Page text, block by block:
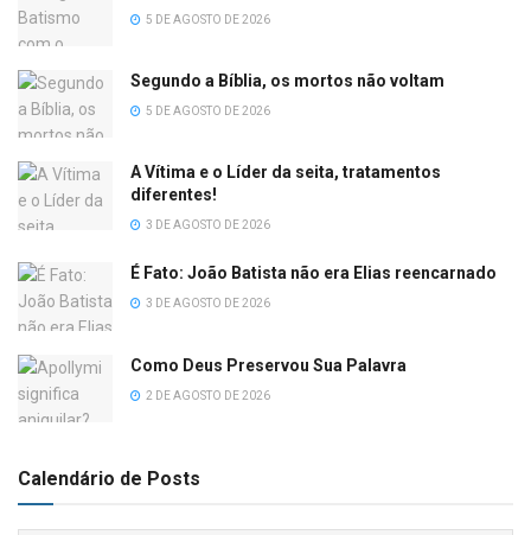
5 DE AGOSTO DE 2026
Segundo a Bíblia, os mortos não voltam
5 DE AGOSTO DE 2026
A Vítima e o Líder da seita, tratamentos
diferentes!
3 DE AGOSTO DE 2026
É Fato: João Batista não era Elias reencarnado
3 DE AGOSTO DE 2026
Como Deus Preservou Sua Palavra
2 DE AGOSTO DE 2026
Calendário de Posts